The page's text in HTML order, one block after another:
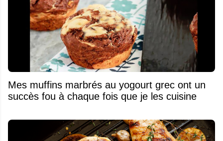
Mes muffins marbrés au yogourt grec ont un
succès fou à chaque fois que je les cuisine